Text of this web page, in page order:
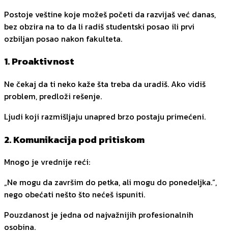
Postoje veštine koje možeš početi da razvijaš već danas,
bez obzira na to da li radiš studentski posao ili prvi
ozbiljan posao nakon fakulteta.
1. Proaktivnost
Ne čekaj da ti neko kaže šta treba da uradiš. Ako vidiš
problem, predloži rešenje.
Ljudi koji razmišljaju unapred brzo postaju primećeni.
2. Komunikacija pod pritiskom
Mnogo je vrednije reći:
„Ne mogu da završim do petka, ali mogu do ponedeljka.“,
nego obećati nešto što nećeš ispuniti.
Pouzdanost je jedna od najvažnijih profesionalnih
osobina.